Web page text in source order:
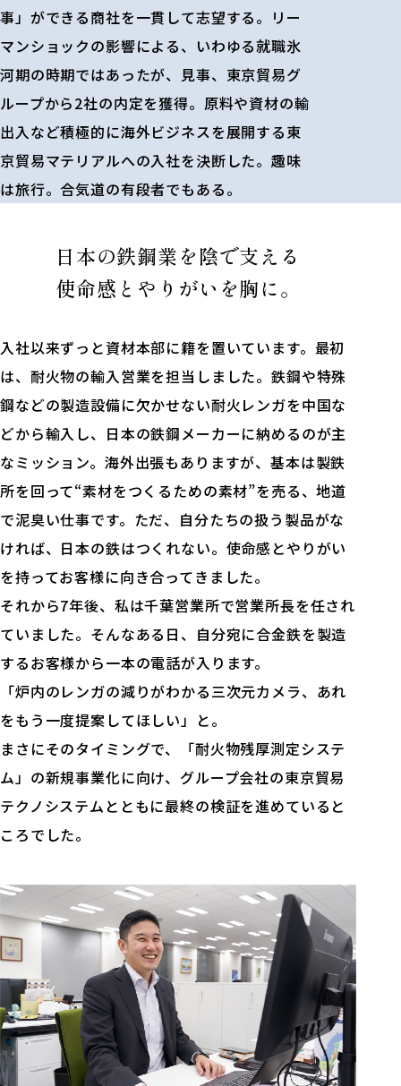
事」ができる商社を一貫して志望する。リー
マンショックの影響による、いわゆる就職氷
河期の時期ではあったが、見事、東京貿易グ
ループから2社の内定を獲得。原料や資材の輸
出入など積極的に海外ビジネスを展開する東
京貿易マテリアルへの入社を決断した。趣味
は旅行。合気道の有段者でもある。
日本の鉄鋼業を陰で支える
使命感とやりがいを胸に。
入社以来ずっと資材本部に籍を置いています。最初
は、耐火物の輸入営業を担当しました。鉄鋼や特殊
鋼などの製造設備に欠かせない耐火レンガを中国な
どから輸入し、日本の鉄鋼メーカーに納めるのが主
なミッション。海外出張もありますが、基本は製鉄
所を回って“素材をつくるための素材”を売る、地道
で泥臭い仕事です。ただ、自分たちの扱う製品がな
ければ、日本の鉄はつくれない。使命感とやりがい
を持ってお客様に向き合ってきました。
それから7年後、私は千葉営業所で営業所長を任され
ていました。そんなある日、自分宛に合金鉄を製造
するお客様から一本の電話が入ります。
「炉内のレンガの減りがわかる三次元カメラ、あれ
をもう一度提案してほしい」と。
まさにそのタイミングで、「耐火物残厚測定システ
ム」の新規事業化に向け、グループ会社の東京貿易
テクノシステムとともに最終の検証を進めていると
ころでした。